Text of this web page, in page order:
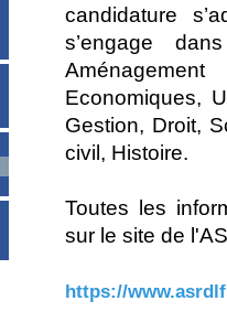
candidature
s’engage
Economiques,
Gestion, Droit,
civil, Histoire.
Toutes les
sur le site de
https://